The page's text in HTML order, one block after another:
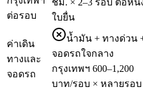
ต่อรอบ
ชม. × 2–3 รอบ ต่อหนึ่
ใบยื่น
ค่าเดิน
ทางและ
จอดรถ
น้ำมัน + ทางด่วน
จอดรถใจกลาง
กรุงเทพฯ 600–1,200
บาท/รอบ × หลายรอบ